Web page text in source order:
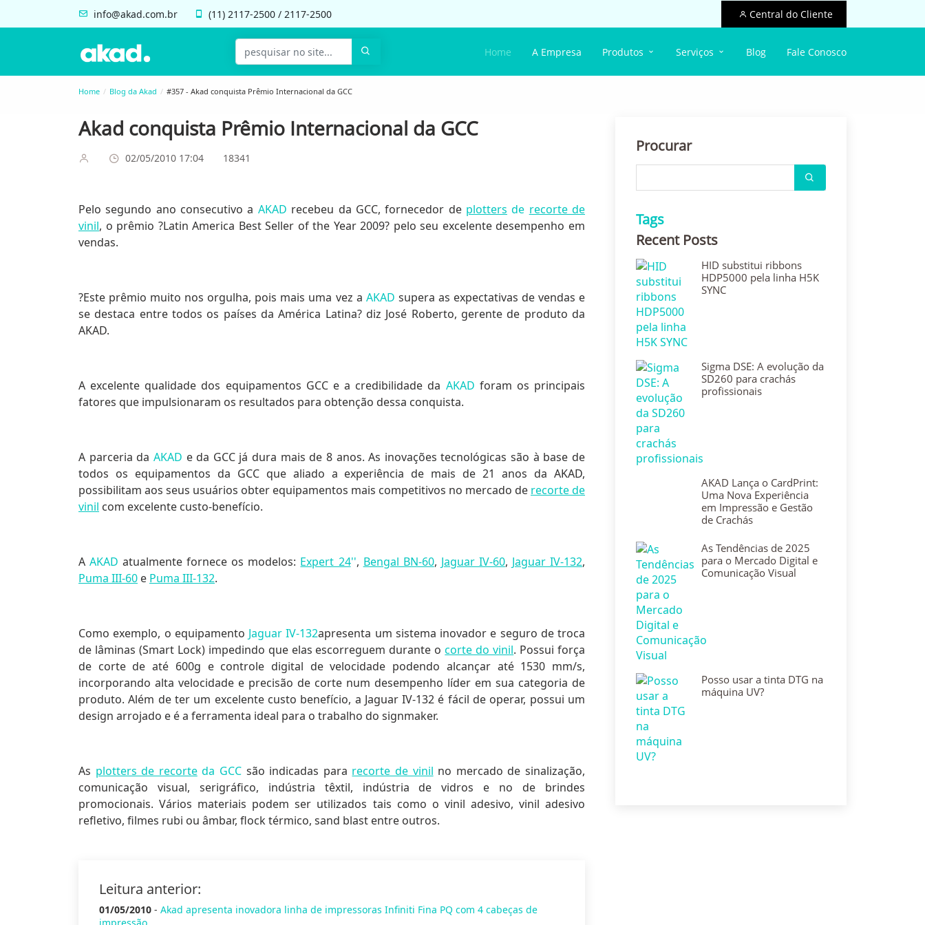
info@akad.com.br (11) 2117-2500 / 2117-2500 Central do Cliente
Home A Empresa Produtos Serviços Blog Fale Conosco
Home Blog da Akad #357 - Akad conquista Prêmio Internacional da GCC
Akad conquista Prêmio Internacional da GCC
02/05/2010 17:04 18341
Pelo segundo ano consecutivo a AKAD recebeu da GCC, fornecedor de plotters de recorte de
vinil, o prêmio ?Latin America Best Seller of the Year 2009? pelo seu excelente desempenho em
vendas.
?Este prêmio muito nos orgulha, pois mais uma vez a AKAD supera as expectativas de vendas e
se destaca entre todos os países da América Latina? diz José Roberto, gerente de produto da
AKAD.
A excelente qualidade dos equipamentos GCC e a credibilidade da AKAD foram os principais
fatores que impulsionaram os resultados para obtenção dessa conquista.
A parceria da AKAD e da GCC já dura mais de 8 anos. As inovações tecnológicas são à base de
todos os equipamentos da GCC que aliado a experiência de mais de 21 anos da AKAD,
possibilitam aos seus usuários obter equipamentos mais competitivos no mercado de recorte de
vinil com excelente custo-benefício.
AAKAD atualmente fornece os modelos: Expert 24'', Bengal BN-60, Jaguar IV-60, Jaguar IV-132,
Puma III-60 e Puma III-132.
Como exemplo, o equipamento Jaguar IV-132apresenta um sistema inovador e seguro de troca
de lâminas (Smart Lock) impedindo que elas escorreguem durante ocorte do vinil. Possui força
de corte de até 600g e controle digital de velocidade podendo alcançar até 1530 mm/s,
incorporando alta velocidade e precisão de corte num desempenho líder em sua categoria de
produto. Além de ter um excelente custo benefício, a Jaguar IV-132 é fácil de operar, possui um
design arrojado e é a ferramenta ideal para o trabalho do signmaker.
As plotters de recorteda GCC são indicadas para recorte de vinil no mercado de sinalização,
comunicação visual, serigráfico, indústria têxtil, indústria de vidros e no de brindes
promocionais. Vários materiais podem ser utilizados tais como o vinil adesivo, vinil adesivo
refletivo, filmes rubi ou âmbar, flock térmico, sand blast entre outros.
Leitura anterior:
01/05/2010 - Akad apresenta inovadora linha de impressoras Infiniti Fina PQ com 4 cabeças de
Procurar
Tags
Recent Posts
HID substitui ribbons
HDP5000 pela linha H5K
SYNC
Sigma DSE: A evolução da
SD260 para crachás
profissionais
AKAD Lança o CardPrint:
Uma Nova Experiência
em Impressão e Gestão
de Crachás
As Tendências de 2025
para o Mercado Digital e
Comunicação Visual
Posso usar a tinta DTG na
máquina UV?